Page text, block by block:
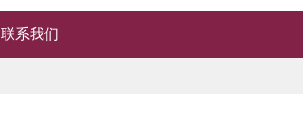
联系我们